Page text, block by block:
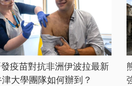
疫苗對抗非洲伊波拉最新
大學團隊如何辦到？